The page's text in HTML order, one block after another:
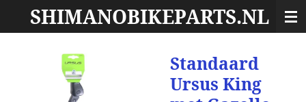
hoofdinhoud
SHIMANOBIKEPARTS.NL
Standaard
Ursus King